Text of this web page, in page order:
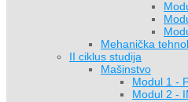
Mehanička
II ciklus studija
Mašinstvo
Modul 1 -
Modul 2 -